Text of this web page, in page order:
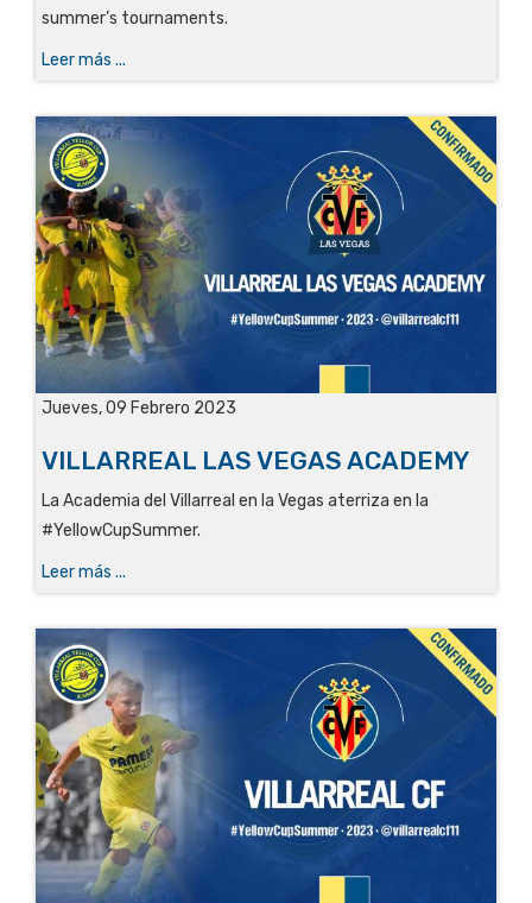
summer’s tournaments.
Leer más ...
Jueves, 09 Febrero 2023
VILLARREAL LAS VEGAS ACADEMY
La Academia del Villarreal en la Vegas aterriza en la
#YellowCupSummer.
Leer más ...